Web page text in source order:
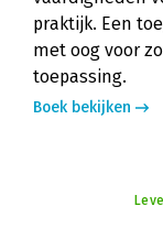
praktijk. Een
met oog voor
toepassing.
Boek bekijken